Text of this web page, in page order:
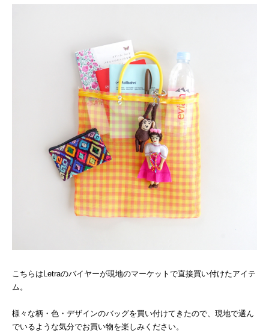
こちらはLetraのバイヤーが現地のマーケットで直接買い付けたアイテ
ム。
様々な柄・色・デザインのバッグを買い付けてきたので、現地で選ん
でいるような気分でお買い物を楽しみください。